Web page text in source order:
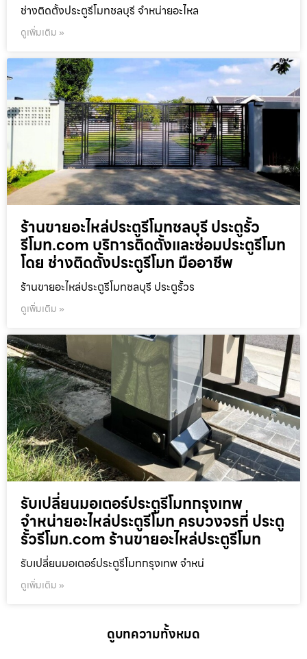
ช่างติดตั้งประตูรีโมทชลบุรี จำหน่ายอะไหล
ดูเพิ่มเติม »
ร้านขายอะไหล่ประตูรีโมทชลบุรี ประตูรั้ว
รีโมท.com บริการติดตั้งและซ่อมประตูรีโมท
โดย ช่างติดตั้งประตูรีโมท มืออาชีพ
ร้านขายอะไหล่ประตูรีโมทชลบุรี ประตูรั้วร
ดูเพิ่มเติม »
รับเปลี่ยนมอเตอร์ประตูรีโมทกรุงเทพ
จำหน่ายอะไหล่ประตูรีโมท ครบวงจรที่ ประตู
รั้วรีโมท.com ร้านขายอะไหล่ประตูรีโมท
รับเปลี่ยนมอเตอร์ประตูรีโมทกรุงเทพ จำหน่
ดูเพิ่มเติม »
ดูบทความทั้งหมด